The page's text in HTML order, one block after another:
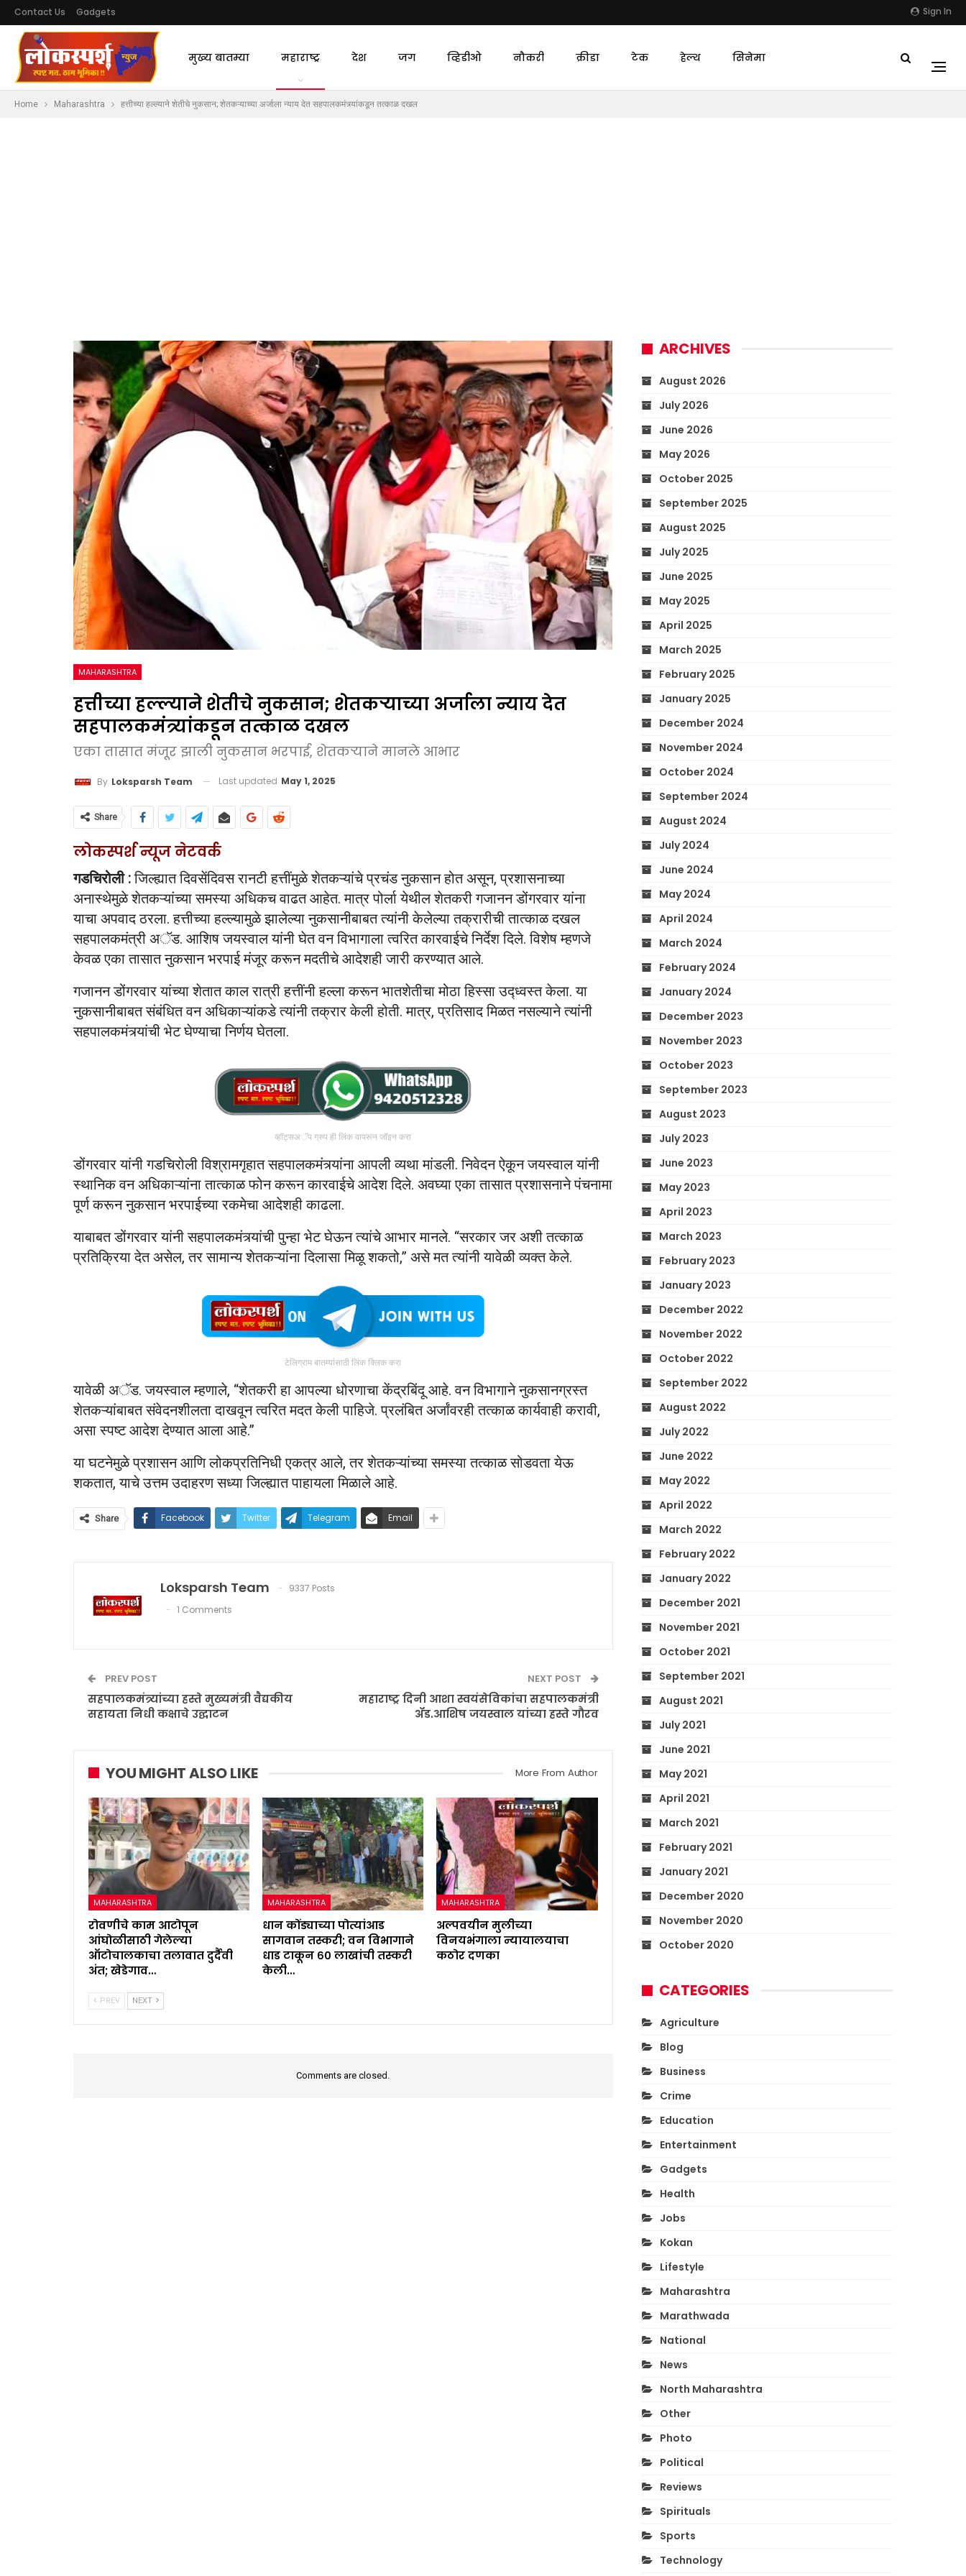
Sign In
Contact Us Gadgets
मुख्य बातम्या महाराष्ट्र देश जग व्हिडीओ नौकरी क्रीडा टेक हेल्थ सिनेमा
Home Maharashtra हत्तीच्या हल्ल्याने शेतीचे नुकसान; शेतकऱ्याच्या अर्जाला न्याय देत सहपालकमंत्र्यांकडून तत्काळ दखल
MAHARASHTRA
हत्तीच्या हल्ल्याने शेतीचे नुकसान; शेतकऱ्याच्या अर्जाला न्याय देत
सहपालकमंत्र्यांकडून तत्काळ दखल
एका तासात मंजूर झाली नुकसान भरपाई, शेतकऱ्याने मानले आभार
By Loksparsh Team Last updated May 1, 2025
Share
लोकस्पर्श न्यूज नेटवर्क
गडचिरोली :जिल्ह्यात दिवसेंदिवस रानटी हत्तींमुळे शेतकऱ्यांचे प्रचंड नुकसान होत असून, प्रशासनाच्या
अनास्थेमुळे शेतकऱ्यांच्या समस्या अधिकच वाढत आहेत. मात्र पोर्ला येथील शेतकरी गजानन डोंगरवार यांना
याचा अपवाद ठरला. हत्तीच्या हल्ल्यामुळे झालेल्या नुकसानीबाबत त्यांनी केलेल्या तक्रारीची तात्काळ दखल
सहपालकमंत्री अॅड. आशिष जयस्वाल यांनी घेत वन विभागाला त्वरित कारवाईचे निर्देश दिले. विशेष म्हणजे
केवळ एका तासात नुकसान भरपाई मंजूर करून मदतीचे आदेशही जारी करण्यात आले.
गजानन डोंगरवार यांच्या शेतात काल रात्री हत्तींनी हल्ला करून भातशेतीचा मोठा हिस्सा उद्ध्वस्त केला. या
नुकसानीबाबत संबंधित वन अधिकाऱ्यांकडे त्यांनी तक्रार केली होती. मात्र, प्रतिसाद मिळत नसल्याने त्यांनी
सहपालकमंत्र्यांची भेट घेण्याचा निर्णय घेतला.
व्हॉट्सअॅप ग्रुप ही लिंक वापरून जॉइन करा
डोंगरवार यांनी गडचिरोली विश्रामगृहात सहपालकमंत्र्यांना आपली व्यथा मांडली. निवेदन ऐकून जयस्वाल यांनी
स्थानिक वन अधिकाऱ्यांना तात्काळ फोन करून कारवाईचे आदेश दिले. अवघ्या एका तासात प्रशासनाने पंचनामा
पूर्ण करून नुकसान भरपाईच्या रकमेचा आदेशही काढला.
याबाबत डोंगरवार यांनी सहपालकमंत्र्यांची पुन्हा भेट घेऊन त्यांचे आभार मानले. “सरकार जर अशी तत्काळ
प्रतिक्रिया देत असेल, तर सामान्य शेतकऱ्यांना दिलासा मिळू शकतो,” असे मत त्यांनी यावेळी व्यक्त केले.
टेलिग्राम बातम्यांसाठी लिंक क्लिक करा
यावेळी अॅड. जयस्वाल म्हणाले, “शेतकरी हा आपल्या धोरणाचा केंद्रबिंदू आहे. वन विभागाने नुकसानग्रस्त
शेतकऱ्यांबाबत संवेदनशीलता दाखवून त्वरित मदत केली पाहिजे. प्रलंबित अर्जांवरही तत्काळ कार्यवाही करावी,
असा स्पष्ट आदेश देण्यात आला आहे.”
या घटनेमुळे प्रशासन आणि लोकप्रतिनिधी एकत्र आले, तर शेतकऱ्यांच्या समस्या तत्काळ सोडवता येऊ
शकतात, याचे उत्तम उदाहरण सध्या जिल्ह्यात पाहायला मिळाले आहे.
Share Facebook Twitter Telegram Email
Loksparsh Team
9337 Posts
1 Comments
PREV POST
सहपालकमंत्र्यांच्या हस्ते मुख्यमंत्री वैद्यकीय
सहायता निधी कक्षाचे उद्घाटन
NEXT POST
महाराष्ट्र दिनी आशा स्वयंसेविकांचा सहपालकमंत्री
ॲड.आशिष जयस्वाल यांच्या हस्ते गौरव
YOU MIGHT ALSO LIKE More From Author
MAHARASHTRA
रोवणीचे काम आटोपून
आंघोळीसाठी गेलेल्या
ऑटोचालकाचा तलावात दुर्दैवी
अंत; खेडेगाव…
MAHARASHTRA
धान कोंड्याच्या पोत्यांआड
सागवान तस्करी; वन विभागाने
धाड टाकून ६० लाखांची तस्करी
केली…
MAHARASHTRA
अल्पवयीन मुलीच्या
विनयभंगाला न्यायालयाचा
कठोर दणका
PREV NEXT
Comments are closed.
ARCHIVES
August 2026
July 2026
June 2026
May 2026
October 2025
September 2025
August 2025
July 2025
June 2025
May 2025
April 2025
March 2025
February 2025
January 2025
December 2024
November 2024
October 2024
September 2024
August 2024
July 2024
June 2024
May 2024
April 2024
March 2024
February 2024
January 2024
December 2023
November 2023
October 2023
September 2023
August 2023
July 2023
June 2023
May 2023
April 2023
March 2023
February 2023
January 2023
December 2022
November 2022
October 2022
September 2022
August 2022
July 2022
June 2022
May 2022
April 2022
March 2022
February 2022
January 2022
December 2021
November 2021
October 2021
September 2021
August 2021
July 2021
June 2021
May 2021
April 2021
March 2021
February 2021
January 2021
December 2020
November 2020
October 2020
CATEGORIES
Agriculture
Blog
Business
Crime
Education
Entertainment
Gadgets
Health
Jobs
Kokan
Lifestyle
Maharashtra
Marathwada
National
News
North Maharashtra
Other
Photo
Political
Reviews
Spirituals
Sports
Technology